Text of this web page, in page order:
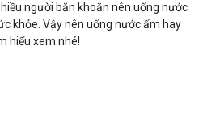
người băn khoăn nên uống nước
khỏe. Vậy nên uống nước ấm hay
hiểu xem nhé!